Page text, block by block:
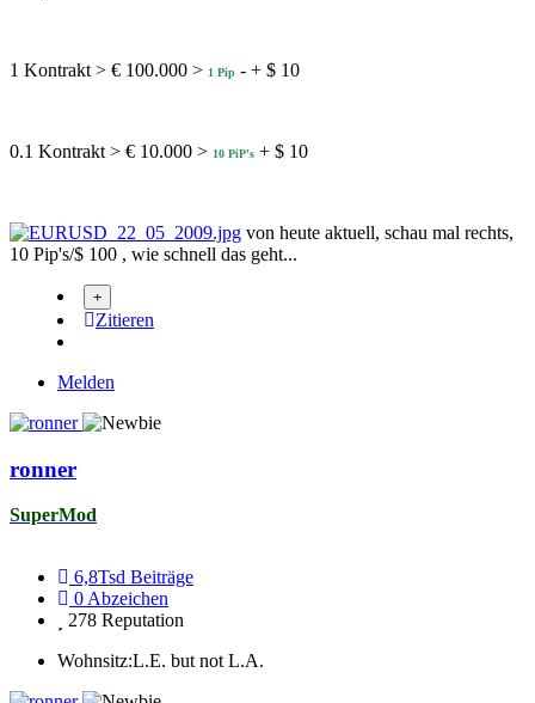
1 Kontrakt > € 100.000 > 1 Pip - + $ 10
0.1 Kontrakt > € 10.000 > 10 PiP's + $ 10
von heute aktuell, schau mal rechts,
10 Pip's/$ 100 , wie schnell das geht...
Zitieren
Melden
ronner
SuperMod
6,8Tsd Beiträge
0 Abzeichen
278 Reputation
Wohnsitz:L.E. but not L.A.